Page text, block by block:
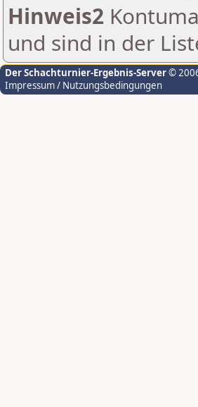
Hinweis2
und sind in der
Der Schachturnier-Ergebnis-Server©
Impressum / Nutzungsbedingungen